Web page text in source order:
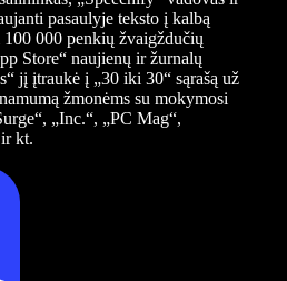
pasaulyje teksto į kalbą
000 penkių žvaigždučių
Store“ naujienų ir žurnalų
jį įtraukė į „30 iki 30“ sąrašą už
žmonėms su mokymosi
„Inc.“, „PC Mag“,
kt.